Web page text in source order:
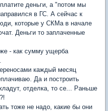
деньги, а "потом мы
в ГС. А сейчас к
которые у СКМа в начале
Деньги то заплаченные
- как сумму ущерба
каждый месяц
Да и построить
отделка, то се... Раньше
тоже не надо, какие бы они